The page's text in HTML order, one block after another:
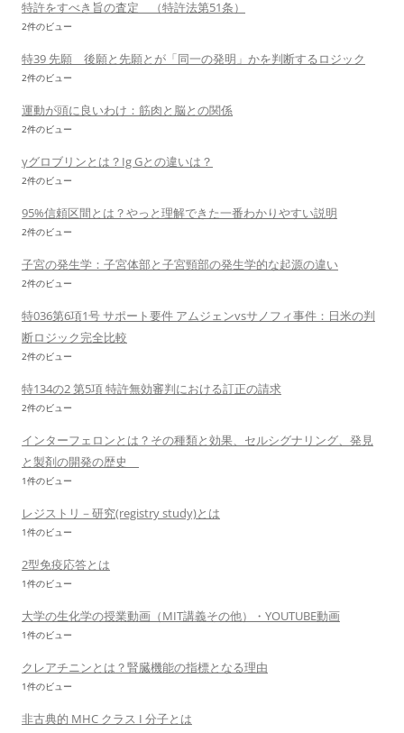
特許をすべき旨の査定 （特許法第51条）
2件のビュー
特39 先願 後願と先願とが「同一の発明」かを判断するロジック
2件のビュー
運動が頭に良いわけ：筋肉と脳との関係
2件のビュー
γグロブリンとは？Ig Gとの違いは？
2件のビュー
95%信頼区間とは？やっと理解できた一番わかりやすい説明
2件のビュー
子宮の発生学：子宮体部と子宮頸部の発生学的な起源の違い
2件のビュー
特036第6項1号 サポート要件 アムジェンvsサノフィ事件：日米の判
断ロジック完全比較
2件のビュー
特134の2 第5項 特許無効審判における訂正の請求
2件のビュー
インターフェロンとは？その種類と効果、セルシグナリング、発見
と製剤の開発の歴史
1件のビュー
レジストリ－研究(registry study)とは
1件のビュー
2型免疫応答とは
1件のビュー
大学の生化学の授業動画（MIT講義その他）・YOUTUBE動画
1件のビュー
クレアチニンとは？腎臓機能の指標となる理由
1件のビュー
非古典的 MHC クラス I 分子とは